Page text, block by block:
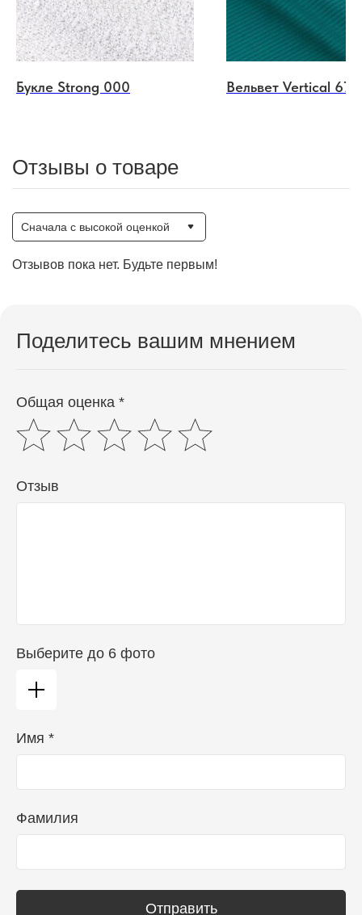
Букле Strong 000 Вельвет Vertical 677
Отзывы о товаре
Сначала с высокой оценкой
Отзывов пока нет. Будьте первым!
Поделитесь вашим мнением
Общая оценка *
Отзыв
Выберите до 6 фото
Имя *
Фамилия
Отправить